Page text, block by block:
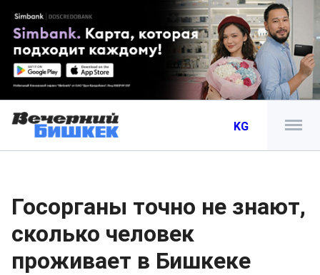
KG
Госорганы точно не знают,
сколько человек
проживает в Бишкеке